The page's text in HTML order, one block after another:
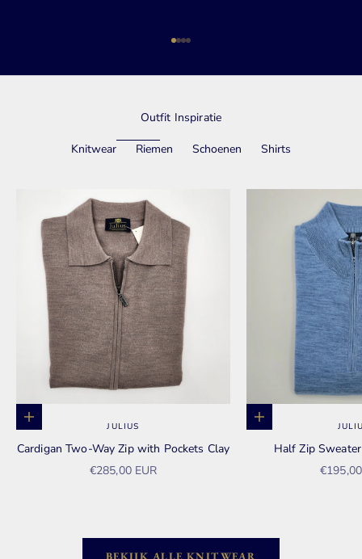
Naar artikel 1
Naar artikel 2
Naar artikel 3
Naar artikel 4
Outfit Inspiratie
Knitwear Riemen Schoenen Shirts
Opties kiezen JULIUS
Cardigan Two-Way Zip with Pockets Clay
Aanbiedingsprijs
€285,00 EUR
Opties kiezen
Half Zip
BEKIJK ALLE KNITWEAR